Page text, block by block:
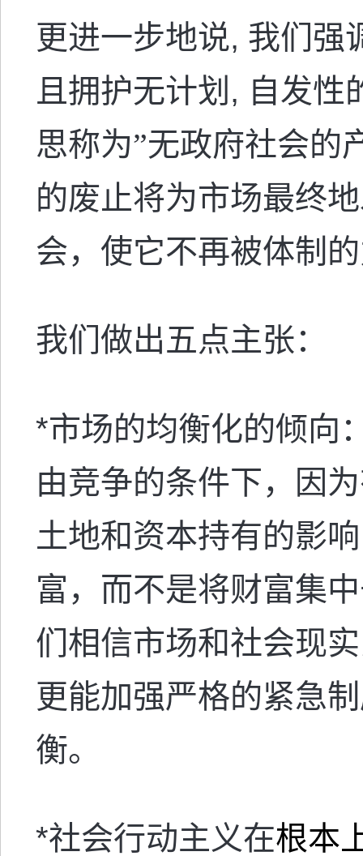
更进一步地说, 我们强
且拥护无计划 , 自发性
思称为”无政府社会的
的废止将为市场最终
会，使它不再被体制
我们做出五点主张：
*市场的均衡化的倾向
由竞争的条件下，因
土地和资本持有的影
富，而不是将财富集
们相信市场和社会现
更能加强严格的紧急
衡。
*社会行动主义在根本